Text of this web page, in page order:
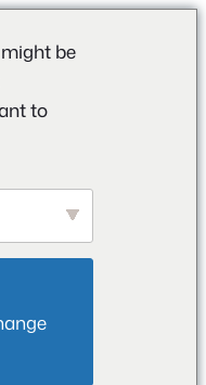
be
to